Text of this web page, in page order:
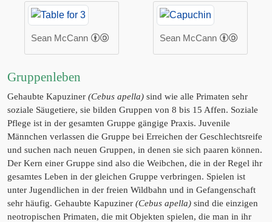
Sean McCann Sean McCann
Gruppenleben
Gehaubte Kapuziner (Cebus apella) sind wie alle Primaten sehr
soziale Säugetiere, sie bilden Gruppen von 8 bis 15 Affen. Soziale
Pflege ist in der gesamten Gruppe gängige Praxis. Juvenile
Männchen verlassen die Gruppe bei Erreichen der Geschlechtsreife
und suchen nach neuen Gruppen, in denen sie sich paaren können.
Der Kern einer Gruppe sind also die Weibchen, die in der Regel ihr
gesamtes Leben in der gleichen Gruppe verbringen. Spielen ist
unter Jugendlichen in der freien Wildbahn und in Gefangenschaft
sehr häufig. Gehaubte Kapuziner (Cebus apella) sind die einzigen
neotropischen Primaten, die mit Objekten spielen, die man in ihr